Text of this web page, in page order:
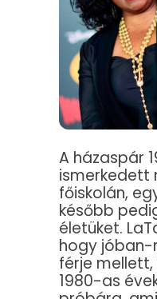
A házaspár
ismerkedett
főiskolán,
később
életüket.
hogy jóban-
férje mellett,
1980-as